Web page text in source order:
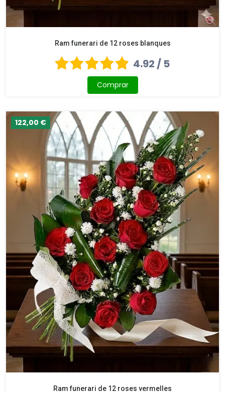
Ram funerari de 12 roses blanques
4.92 / 5
Comprar
122,00 €
Ram funerari de 12 roses vermelles